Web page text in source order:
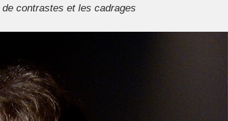
contrastes et les cadrages